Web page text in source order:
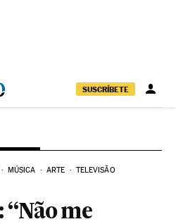
SUSCRÍBETE
MÚSICA ARTE TELEVISÃO
“Não me